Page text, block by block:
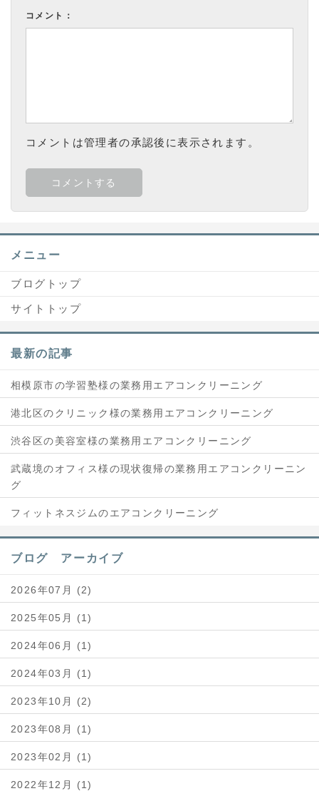
コメント：
コメントは管理者の承認後に表示されます。
メニュー
ブログトップ
サイトトップ
最新の記事
相模原市の学習塾様の業務用エアコンクリーニング
港北区のクリニック様の業務用エアコンクリーニング
渋谷区の美容室様の業務用エアコンクリーニング
武蔵境のオフィス様の現状復帰の業務用エアコンクリーニン
グ
フィットネスジムのエアコンクリーニング
ブログ アーカイブ
2026年07月 (2)
2025年05月 (1)
2024年06月 (1)
2024年03月 (1)
2023年10月 (2)
2023年08月 (1)
2023年02月 (1)
2022年12月 (1)